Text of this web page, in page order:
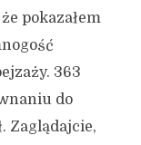
pokazałem
363
do
Zaglądajcie,